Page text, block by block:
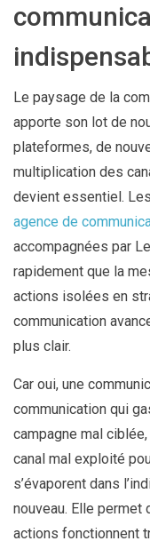
Le paysage de la
apporte son lot de
plateformes, de
multiplication des
devient essentiel.
agence de
accompagnées par
rapidement que la
actions isolées en
communication
plus clair.
Car oui, une
communication qui
campagne mal ciblée,
canal mal exploité
s’évaporent dans
nouveau. Elle permet
actions fonctionnent